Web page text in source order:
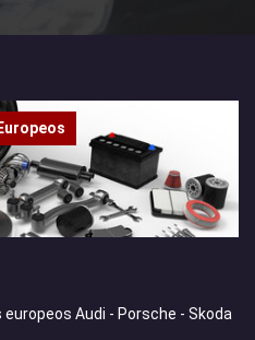
Audi - Porsche - Skoda